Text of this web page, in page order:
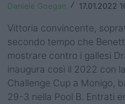
Challenge Cup
World Rugby
Rugby World Cup
Super Rugby
Rugby in TV
Daniele Goegan / 17.01.2022
Vittoria convincente,
secondo tempo che
mostrare contro i gallesi
inaugura così il 2022 con
Challenge Cup a Monigo,
29-3 nella Pool B. Entrati